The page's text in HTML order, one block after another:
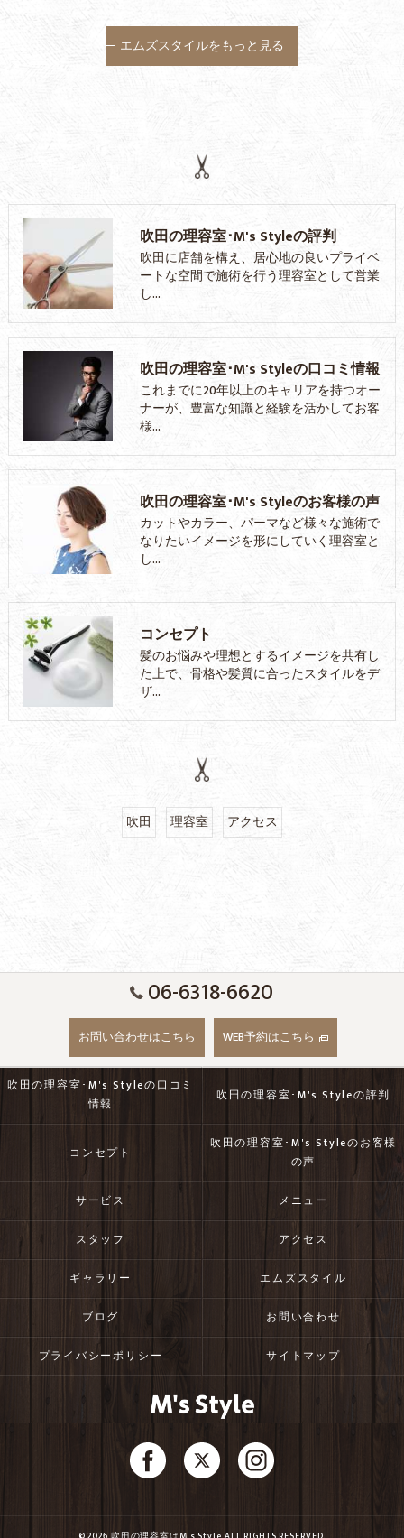
エムズスタイルをもっと見る
吹田の理容室･M's Styleの評判
吹田に店舗を構え、居心地の良いプライベ
ートな空間で施術を行う理容室として営業
し…
吹田の理容室･M's Styleの口コミ情報
これまでに20年以上のキャリアを持つオー
ナーが、豊富な知識と経験を活かしてお客
様…
吹田の理容室･M's Styleのお客様の声
カットやカラー、パーマなど様々な施術で
なりたいイメージを形にしていく理容室と
し…
コンセプト
髪のお悩みや理想とするイメージを共有し
た上で、骨格や髪質に合ったスタイルをデ
ザ…
吹田 理容室 アクセス
06-6318-6620
お問い合わせはこちら WEB予約はこちら
吹田の理容室･M's Styleの口コミ
情報
吹田の理容室･M's Styleの評判
コンセプト
吹田の理容室･M's Styleのお客様
の声
サービス メニュー
スタッフ アクセス
ギャラリー エムズスタイル
ブログ お問い合わせ
プライバシーポリシー サイトマップ